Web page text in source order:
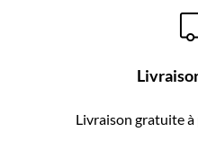
Livraison gratuite à